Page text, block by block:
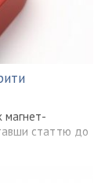
магнет-
статтю до